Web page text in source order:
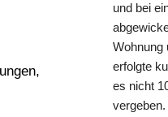
und bei
Wohnung
erfolgte
es nicht